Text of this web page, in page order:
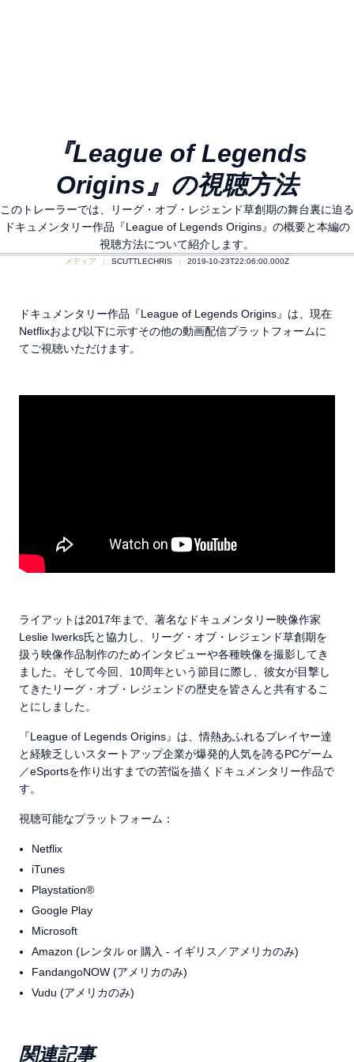
『League of Legends
Origins』の視聴方法
このトレーラーでは、リーグ・オブ・レジェンド草創期の舞台裏に迫る
ドキュメンタリー作品『League of Legends Origins』の概要と本編の
視聴方法について紹介します。
メディア SCUTTLECHRIS 2019-10-23T22:06:00.000Z
ドキュメンタリー作品『League of Legends Origins』は、現在
Netflixおよび以下に示すその他の動画配信プラットフォームに
てご視聴いただけます。
ライアットは2017年まで、著名なドキュメンタリー映像作家
Leslie Iwerks氏と協力し、リーグ・オブ・レジェンド草創期を
扱う映像作品制作のためインタビューや各種映像を撮影してき
ました。そして今回、10周年という節目に際し、彼女が目撃し
てきたリーグ・オブ・レジェンドの歴史を皆さんと共有するこ
とにしました。
『League of Legends Origins』は、情熱あふれるプレイヤー達
と経験乏しいスタートアップ企業が爆発的人気を誇るPCゲーム
／eSportsを作り出すまでの苦悩を描くドキュメンタリー作品で
す。
視聴可能なプラットフォーム：
Netflix
iTunes
Playstation®
Google Play
Microsoft
Amazon (レンタル or 購入 - イギリス／アメリカのみ)
FandangoNOW (アメリカのみ)
Vudu (アメリカのみ)
関連記事